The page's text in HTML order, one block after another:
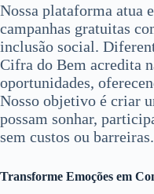
Nossa plataforma atua
campanhas gratuitas
inclusão social.
Cifra do Bem acredita
oportunidades,
Nosso objetivo é criar
possam sonhar,
sem custos ou barreiras.
Transforme Emoções em